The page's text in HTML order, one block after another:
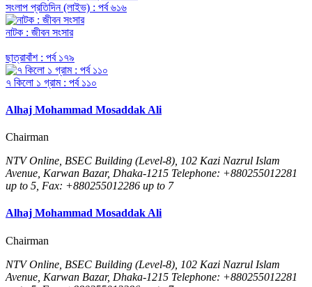
সংলাপ প্রতিদিন (লাইভ) : পর্ব ৬১৬
নাটক : জীবন সংসার
ছাত্রাবাঁশ : পর্ব ১৭৯
৭ কিলো ১ গ্রাম : পর্ব ১১০
Alhaj Mohammad Mosaddak Ali
Chairman
NTV Online, BSEC Building (Level-8), 102 Kazi Nazrul Islam
Avenue, Karwan Bazar, Dhaka-1215 Telephone: +880255012281
up to 5, Fax: +880255012286 up to 7
Alhaj Mohammad Mosaddak Ali
Chairman
NTV Online, BSEC Building (Level-8), 102 Kazi Nazrul Islam
Avenue, Karwan Bazar, Dhaka-1215 Telephone: +880255012281